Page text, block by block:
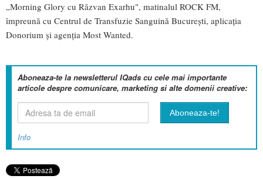
„Morning Glory cu Răzvan Exarhu", matinalul ROCK FM,
împreună cu Centrul de Transfuzie Sanguină București, aplicația
Donorium și agenția Most Wanted.
Aboneaza-te la newsletterul IQads cu cele mai importante
articole despre comunicare, marketing si alte domenii creative:
Info